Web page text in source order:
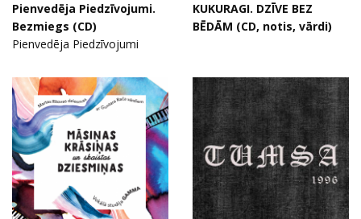
Pienvedēja Piedzīvojumi.
Bezmiegs (CD)
Pienvedēja Piedzīvojumi
KUKURAGI. DZĪVE BEZ
BĒDĀM (CD, notis, vārdi)